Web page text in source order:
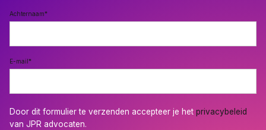
Achternaam*
E-mail *
Door dit formulier te verzenden accepteer je het privacybeleid
van JPR advocaten.